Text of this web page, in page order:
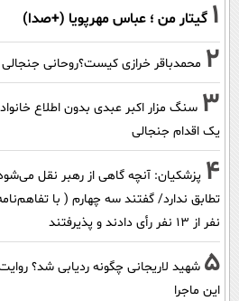
1 گیتار من ؛ عباس مهرپویا (+صدا)
2 محمدباقر خرازی کیست؟روحانی جنجالی
3 سنگ مزار اکبر عبدی بدون اطلاع
یک اقدام جنجالی
4 پزشکیان‌: آنچه گاهی از رهبر نقل
نفر از 13 نفر رأی دادند و پذیرفتند
5 شهید لاریجانی چگونه ردیابی شد؟
این ماجرا